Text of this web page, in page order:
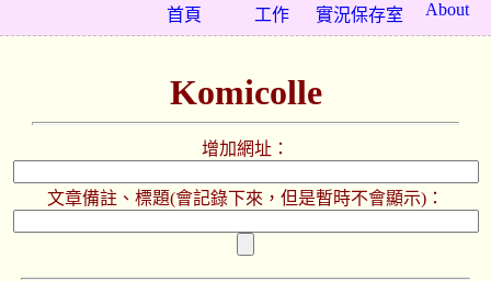
About
實況保存室
工作
首頁
Komicolle
增加網址：
文章備註、標題(會記錄下來，但是暫時不會顯示)：